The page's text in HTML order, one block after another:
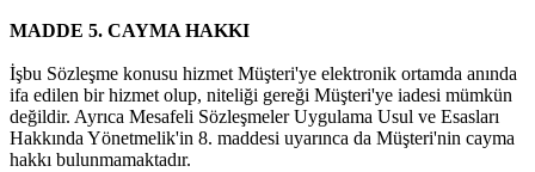
MADDE 5. CAYMA HAKKI
İşbu Sözleşme konusu hizmet Müşteri'ye elektronik ortamda anında
ifa edilen bir hizmet olup, niteliği gereği Müşteri'ye iadesi mümkün
değildir. Ayrıca Mesafeli Sözleşmeler Uygulama Usul ve Esasları
Hakkında Yönetmelik'in 8. maddesi uyarınca da Müşteri'nin cayma
hakkı bulunmamaktadır.